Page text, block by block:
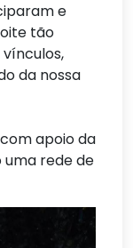
e
tão
da nossa
apoio da
uma rede de